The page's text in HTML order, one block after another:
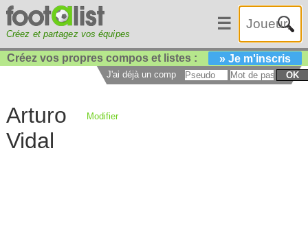
Créez et partagez vos équipes
☰
Créez vos propres compos et listes : » Je m'inscris
J'ai déjà un compte : OK
Arturo
Vidal
Modifier